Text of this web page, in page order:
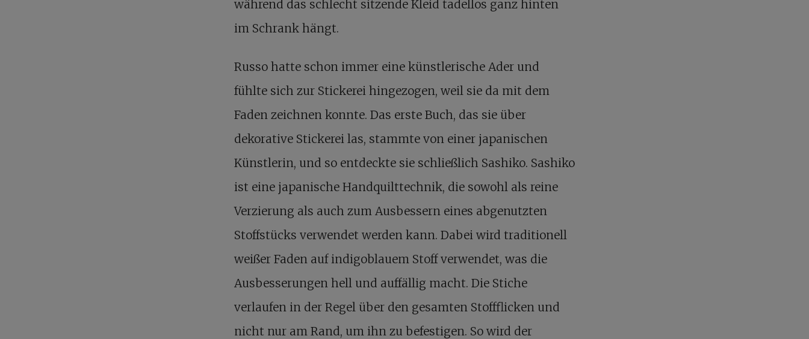
während das schlecht sitzende Kleid tadellos ganz hinten
im Schrank hängt.
Russo hatte schon immer eine künstlerische Ader und
fühlte sich zur Stickerei hingezogen, weil sie da mit dem
Faden zeichnen konnte. Das erste Buch, das sie über
dekorative Stickerei las, stammte von einer japanischen
Künstlerin, und so entdeckte sie schließlich Sashiko. Sashiko
ist eine japanische Handquilttechnik, die sowohl als reine
Verzierung als auch zum Ausbessern eines abgenutzten
Stoffstücks verwendet werden kann. Dabei wird traditionell
weißer Faden auf indigoblauem Stoff verwendet, was die
Ausbesserungen hell und auffällig macht. Die Stiche
verlaufen in der Regel über den gesamten Stoffflicken und
nicht nur am Rand, um ihn zu befestigen. So wird der